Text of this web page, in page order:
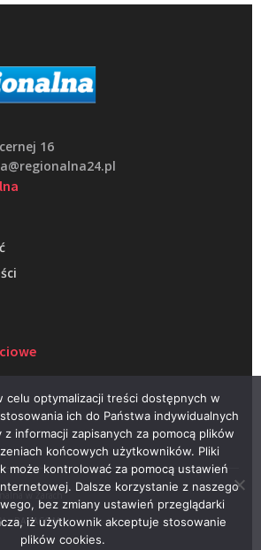
16
w Żarach
–RAGACOM
celu optymalizacji treści dostępnych w
ich do Państwa indywidualnych
informacji zapisanych za pomocą plików
końcowych użytkowników. Pliki
może kontrolować za pomocą ustawień
Dalsze korzystanie z naszego
bez zmiany ustawień przeglądarki
iż użytkownik akceptuje stosowanie
plików cookies.